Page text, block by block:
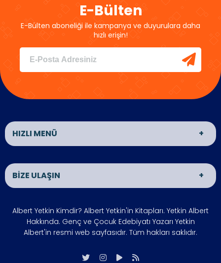
E-Bülten
E-Bülten aboneliği ile kampanya ve duyurulara daha
hızlı erişin!
HIZLI MENÜ
YAZARIMIZI TANIYALIM MI?
KİTAP
HABERLER
Giriş
Gizlilik İlkesi
FOTO GALERİ
BİZE ULAŞIN
SIKÇA
SORULAR
BİZE ULAŞIN
Türkiye
Albert Yetkin Kimdir? Albert Yetkin'in Kitapları. Yetkin Albert
Hakkında. Genç ve Çocuk Edebiyatı Yazarı Yetkin
Albert'in resmi web sayfasıdır. Tüm hakları saklıdır.